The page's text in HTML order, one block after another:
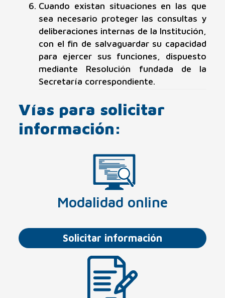
Cuando existan situaciones en las que
sea necesario proteger las consultas y
deliberaciones internas de la Institución,
con el fin de salvaguardar su capacidad
para ejercer sus funciones, dispuesto
mediante Resolución fundada de la
Secretaría correspondiente.
Vías para solicitar
información:
Modalidad online
Solicitar información